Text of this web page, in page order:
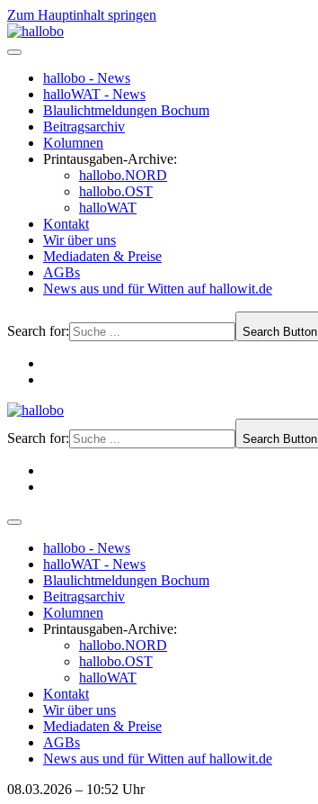
Zum Hauptinhalt springen
hallobo - News
halloWAT - News
Blaulichtmeldungen Bochum
Beitragsarchiv
Kolumnen
Printausgaben-Archive:
hallobo.NORD
hallobo.OST
halloWAT
Kontakt
Wir über uns
Mediadaten & Preise
AGBs
News aus und für Witten auf hallowit.de
Search for: Search Button
Search for: Search Button
hallobo - News
halloWAT - News
Blaulichtmeldungen Bochum
Beitragsarchiv
Kolumnen
Printausgaben-Archive:
hallobo.NORD
hallobo.OST
halloWAT
Kontakt
Wir über uns
Mediadaten & Preise
AGBs
News aus und für Witten auf hallowit.de
08.03.2026 – 10:52 Uhr